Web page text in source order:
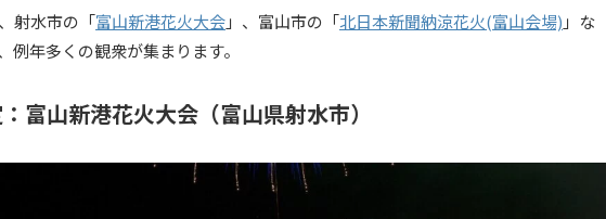
射水市の「富山新港花火大会」、富山市の「北日本新聞納涼花火(富山会場) 」な
例年多くの観衆が集まります。
富山新港花火大会（富山県射水市）